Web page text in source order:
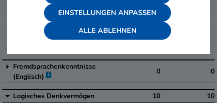
EINSTELLUNGEN ANPASSEN
ALLE ABLEHNEN
Kurzaufsatz (freie Antwort)
/ Aufpreis 19,95 € i
Dialektische Erörterung
(freie Antwort) / Aufpreis
ja
Fremdsprachenkenntnisse
(Englisch) i 0 0
Logisches Denkvermögen 10
10